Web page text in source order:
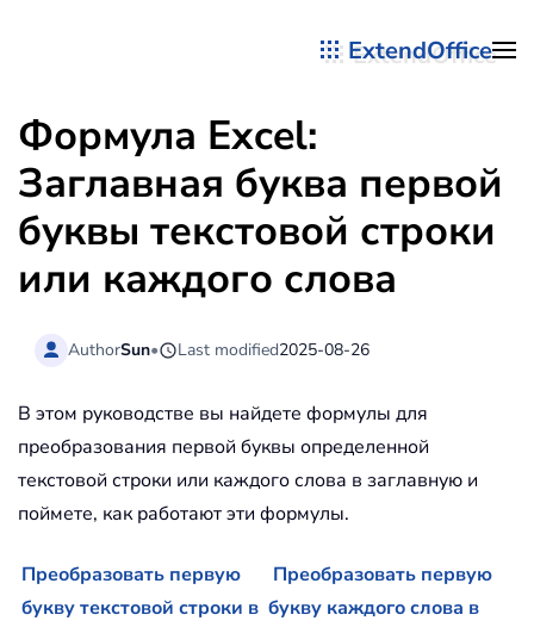
ExtendOffice
Формула Excel:
Заглавная буква первой
буквы текстовой строки
или каждого слова
AuthorSun• Last modified2025-08-26
В этом руководстве вы найдете формулы для
преобразования первой буквы определенной
текстовой строки или каждого слова в заглавную и
поймете, как работают эти формулы.
Преобразовать первую
букву текстовой строки в
Преобразовать первую
букву каждого слова в